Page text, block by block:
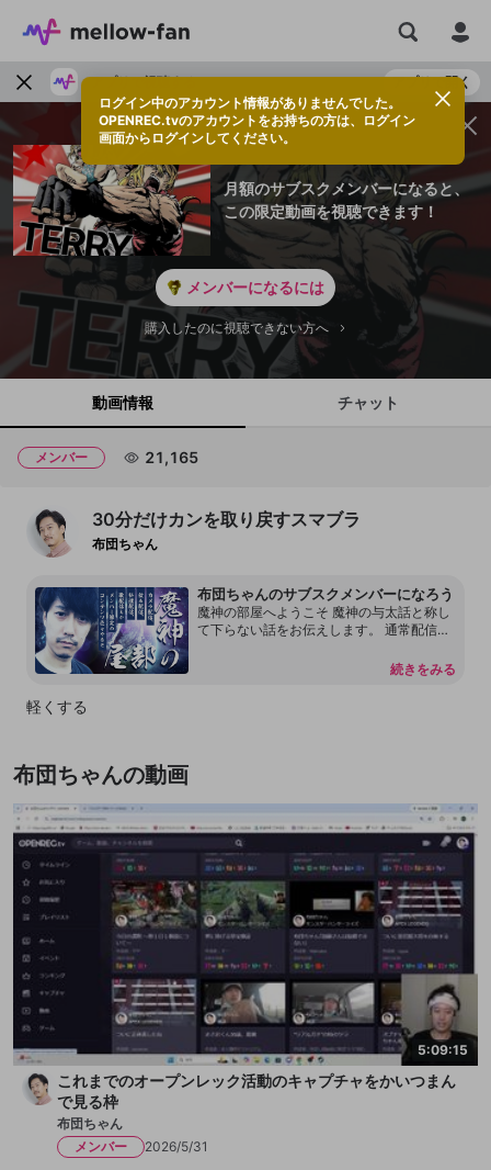
アプリで視聴する アプリで開く
月額のサブスクメンバーになると、
この限定動画を視聴できます！
メンバーになるには
購入したのに視聴できない方へ
動画情報 チャット
メンバー 21,165
30分だけカンを取り戻すスマブラ
布団ちゃん
布団ちゃんのサブスクメンバーになろう
魔神の部屋へようこそ 魔神の与太話と称し
て下らない話をお伝えします。 通常配信で
を許可しておりません。 配信内容をリーク
続きをみる
軽くする
布団ちゃんの動画
5:09:15
これまでのオープンレック活動のキャプチャをかいつまん
で見る枠
布団ちゃん
メンバー
2026/5/31
ログイン中のアカウント情報がありませんでした。
OPENREC.tvのアカウントをお持ちの方は、ログイン
画面からログインしてください。